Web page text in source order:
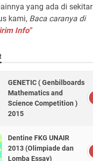
yang ada di sekitar
kami, Baca caranya di
Info"
GENETIC ( Genbilboards
Mathematics and
Science Competition )
2015
Dentine FKG UNAIR
2013 (Olimpiade dan
Lomba Essay)